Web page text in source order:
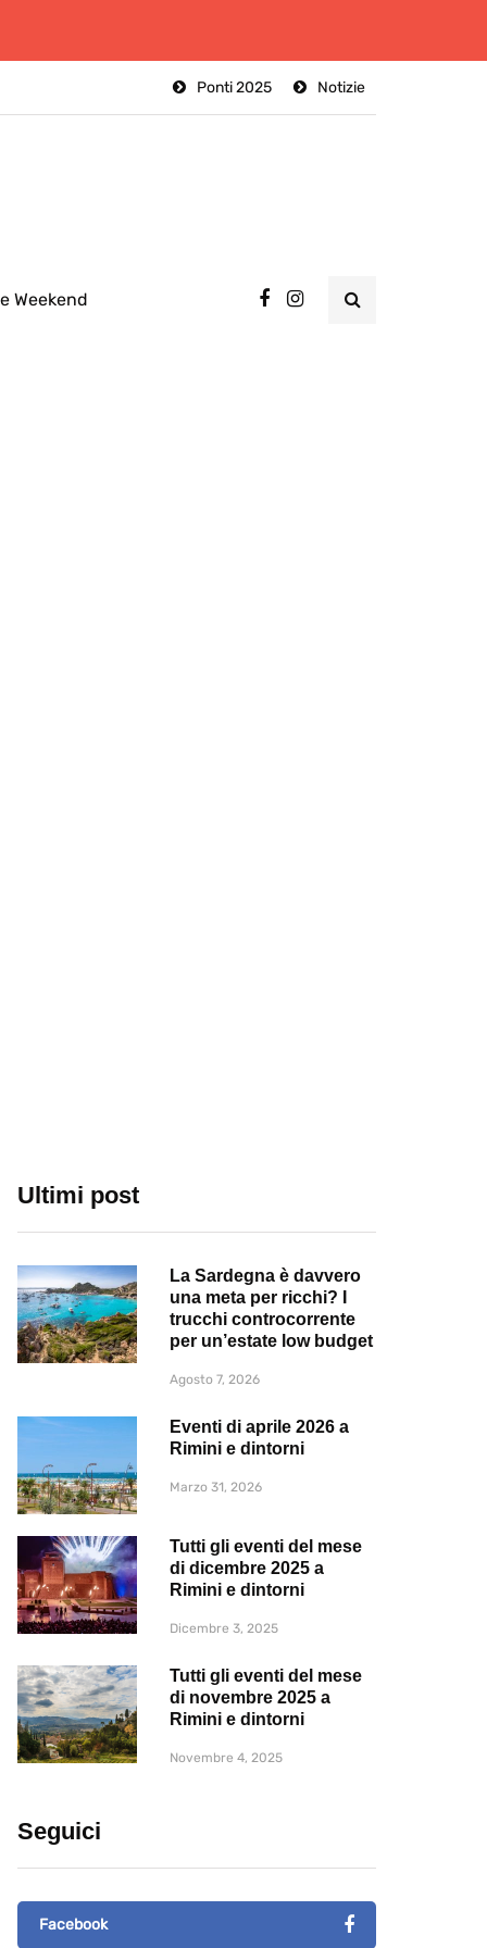
Notizie
Ponti 2025
Weekend
Ultimi post
La Sardegna è davvero
una meta per ricchi? I
trucchi controcorrente
per un’estate low budget
Agosto 7, 2026
Eventi di aprile 2026 a
Rimini e dintorni
Marzo 31, 2026
Tutti gli eventi del mese
di dicembre 2025 a
Rimini e dintorni
Dicembre 3, 2025
Tutti gli eventi del mese
di novembre 2025 a
Rimini e dintorni
Novembre 4, 2025
Seguici
Facebook